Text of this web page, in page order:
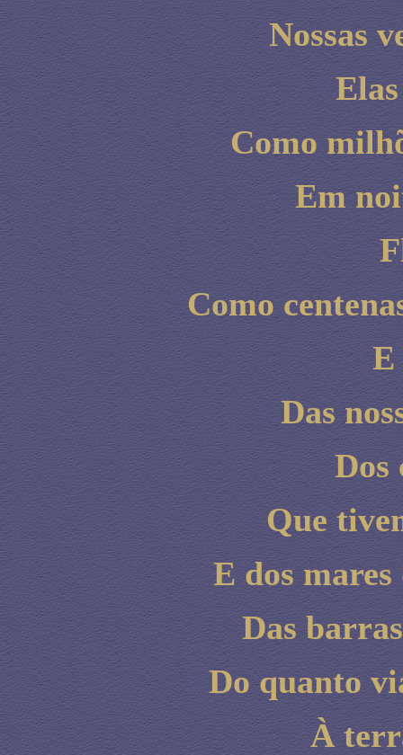
Nossas
Como
Em
Como
E
Das
Dos
Que
E dos mares
Das
Do quanto
À